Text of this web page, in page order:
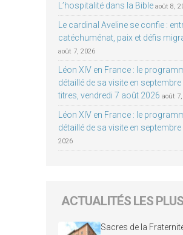
L’hospitalité dans la Bible août 8,
Le cardinal Aveline se confie :
catéchuménat, paix et défis
août 7, 2026
Léon XIV en France : le
détaillé de sa visite en septembre
titres, vendredi 7 août 2026 août
Léon XIV en France : le
détaillé de sa visite en septembre
2026
ACTUALITÉS LES
Sacres de la